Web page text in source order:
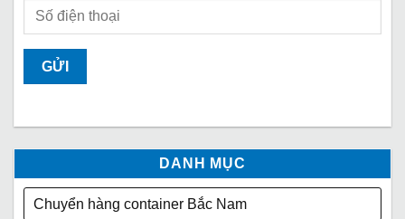
DANH MỤC
Chuyển hàng container Bắc Nam